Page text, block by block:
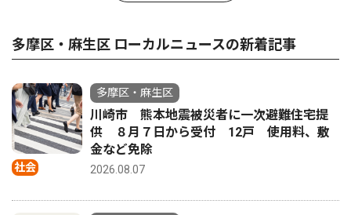
多摩区・麻生区 ローカルニュースの新着記事
社会
多摩区・麻生区
川崎市 熊本地震被災者に一次避難住宅提
供 ８月７日から受付 12戸 使用料、敷
金など免除
2026.08.07